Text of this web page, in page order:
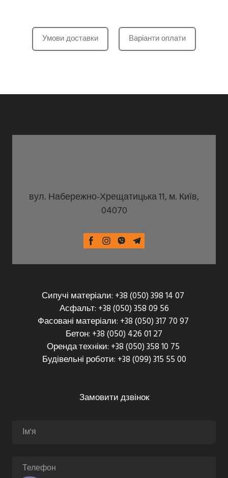
Умови доставки Варіанти оплати
вул. Набережно-Хрещатицька 11, м. Київ,
04070
Сипучі матеріали: +38 (050) 398 14 07
Асфальт: +38 (050) 358 09 56
Фасовані матеріали: +38 (050) 317 70 97
Бетон: +38 (050) 426 01 27
Оренда техніки: +38 (050) 358 10 75
Будівельні роботи: +38 (099) 315 55 00
Замовити дзвінок